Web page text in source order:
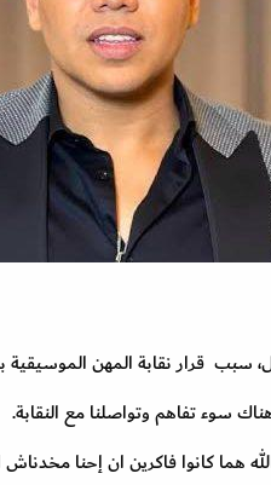
قرار نقابة المهن الموسيقية
سوء تفاهم وتواصلنا مع النقابة.
كانوا فاكرين ان إحنا